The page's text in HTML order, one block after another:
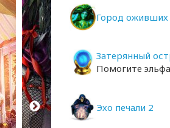
Город оживших
Затерянный
Помогите
Эхо печали 2